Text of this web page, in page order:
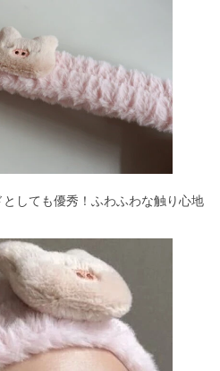
しても優秀！ふわふわな触り心地